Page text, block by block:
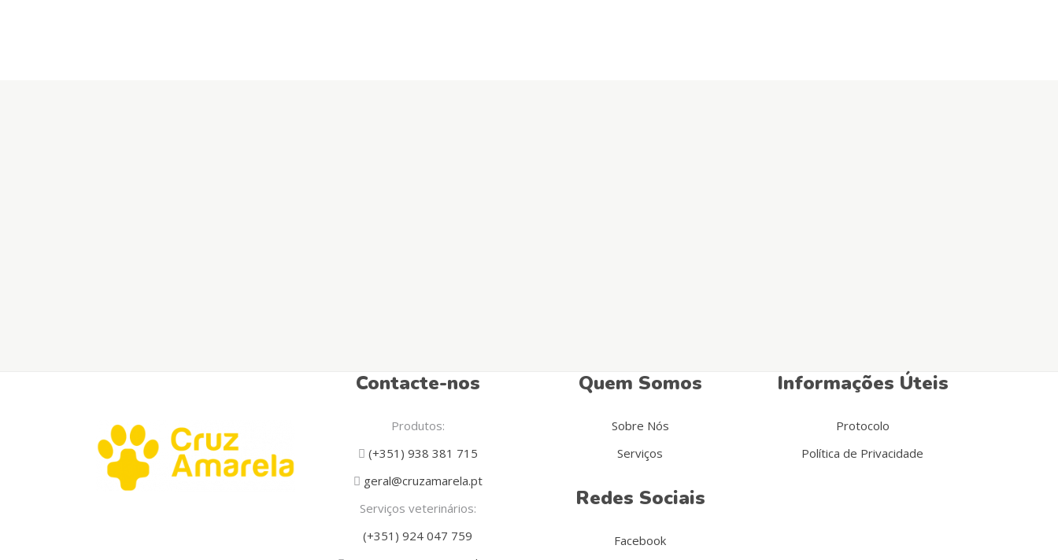
Contacte-nos
Produtos:
(+351) 938 381 715
geral@cruzamarela.pt
Serviços veterinários:
(+351) 924 047 759
Quem Somos
Sobre Nós
Serviços
Redes Sociais
Facebook
Informações Úteis
Protocolo
Política de Privacidade